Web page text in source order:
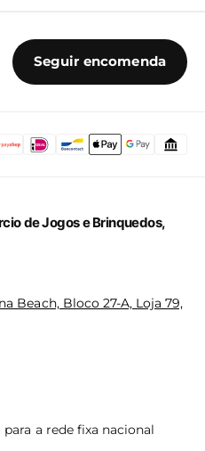
viagens
a partir dos 8
cognitivo e o
de 8 anos.
Seguir encomenda
de Jogos e Brinquedos,
Beach, Bloco 27-A, Loja 79,
a rede fixa nacional